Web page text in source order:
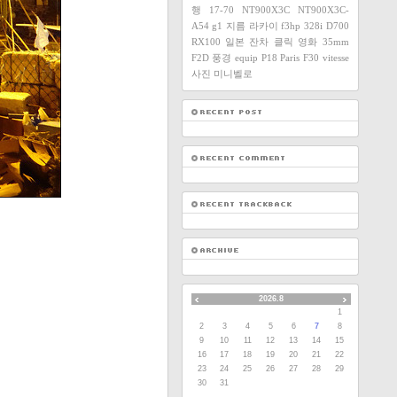
행 17-70 NT900X3C
NT900X3C-
A54 g1 지름 라카이 f3hp 328i D700
RX100 일본 잔차 클릭 영화 35mm
F2D 풍경 equip P18 Paris F30 vitesse
사진 미니벨로
2026.8
1
2
3 4 5 6 7
8
9
10 11 12 13 14
15
16
17 18 19 20 21
22
23
24 25 26 27 28
29
30
31